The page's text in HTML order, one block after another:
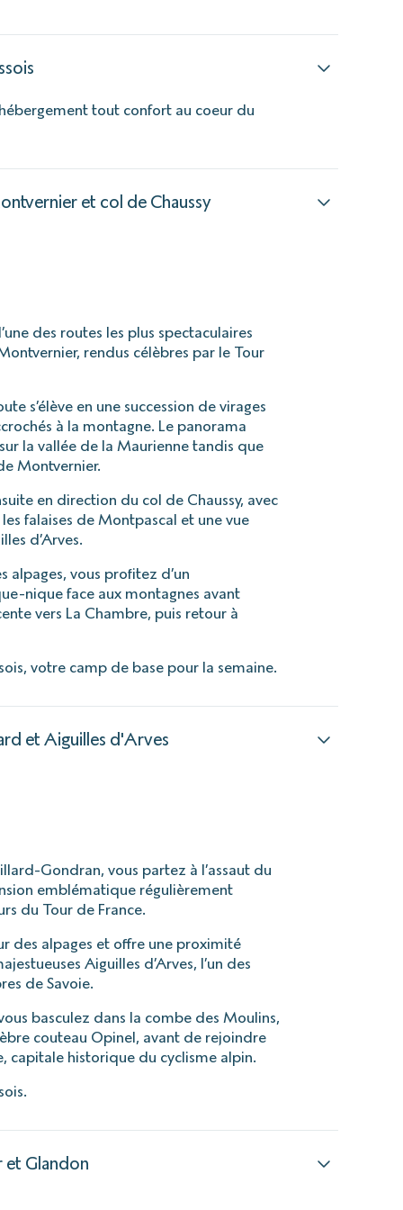
tout confort au coeur du
et col de Chaussy
des routes les plus spectaculaires
rendus célèbres par le Tour
s’élève en une succession de virages
à la montagne. Le panorama
la vallée de la Maurienne tandis que
Montvernier.
en direction du col de Chaussy, avec
falaises de Montpascal et une vue
d’Arves.
alpages, vous profitez d’un
nique face aux montagnes avant
vers La Chambre, puis retour à
votre camp de base pour la semaine.
et Aiguilles d'Arves
Gondran, vous partez à l’assaut du
emblématique régulièrement
du Tour de France.
des alpages et offre une proximité
Aiguilles d’Arves, l’un des
de Savoie.
basculez dans la combe des Moulins,
couteau Opinel, avant de rejoindre
capitale historique du cyclisme alpin.
et Glandon